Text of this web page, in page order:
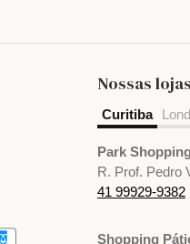
Nossas lojas
Curitiba
Park
R. Prof. Pedro
41 99929-9382
Shopping